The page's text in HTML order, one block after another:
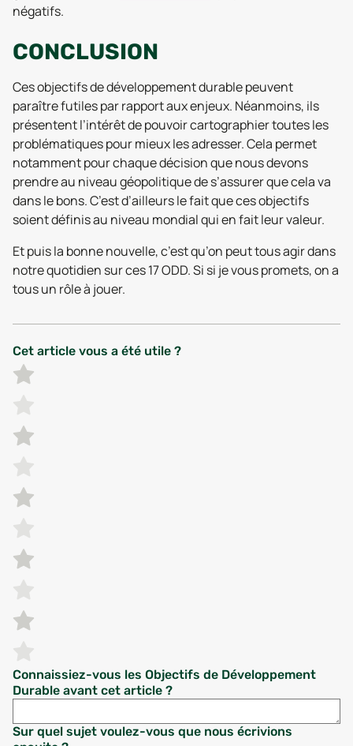
négatifs.
CONCLUSION
Ces objectifs de développement durable peuvent
paraître futiles par rapport aux enjeux. Néanmoins, ils
présentent l’intérêt de pouvoir cartographier toutes les
problématiques pour mieux les adresser. Cela permet
notamment pour chaque décision que nous devons
prendre au niveau géopolitique de s’assurer que cela va
dans le bons. C’est d’ailleurs le fait que ces objectifs
soient définis au niveau mondial qui en fait leur valeur.
Et puis la bonne nouvelle, c’est qu’on peut tous agir dans
notre quotidien sur ces 17 ODD. Si si je vous promets, on a
tous un rôle à jouer.
Cet article vous a été utile ?
Connaissiez-vous les Objectifs de Développement
Durable avant cet article ?
Sur quel sujet voulez-vous que nous écrivions